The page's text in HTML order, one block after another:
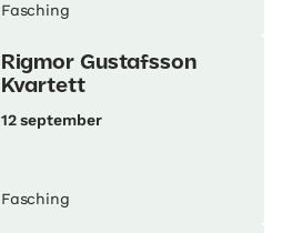
Fasching
Rigmor Gustafsson
Kvartett
12 september
Fasching